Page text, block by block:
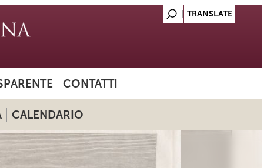
CONTATTI
CALENDARIO